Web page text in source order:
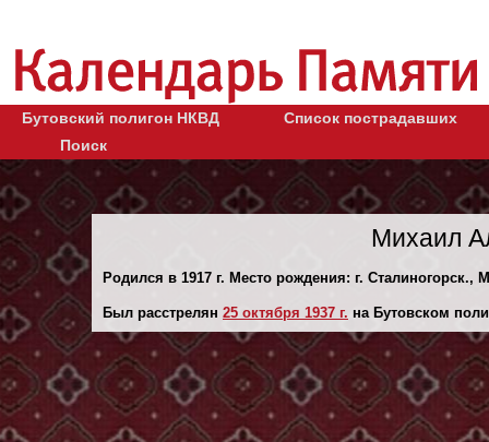
Бутовский полигон НКВД
Список пострадавших
Поиск
Михаил
Родился в 1917 г. Место рождения: г. Сталиногорск.,
Был расстрелян 25 октября 1937 г. на Бутовском